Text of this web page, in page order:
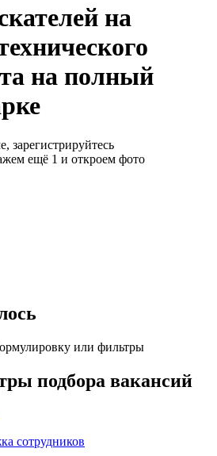
на
на полный
зарегистрируйтесь
ещё 1 и откроем фото
или фильтры
подбора вакансий
сотрудников